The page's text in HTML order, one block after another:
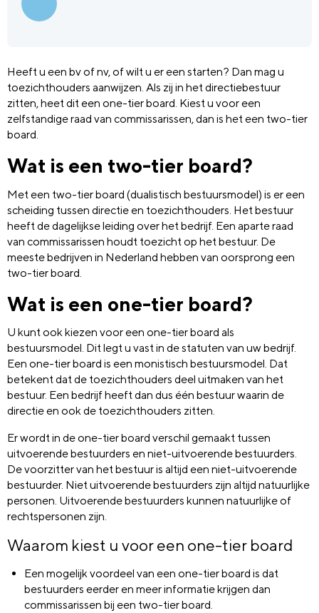
Heeft u een bv of nv, of wilt u er een starten? Dan mag u
toezichthouders aanwijzen. Als zij in het directiebestuur
zitten, heet dit een one-tier board. Kiest u voor een
zelfstandige raad van commissarissen, dan is het een two-tier
board.
Wat is een two-tier board?
Met een two-tier board (dualistisch bestuursmodel) is er een
scheiding tussen directie en toezichthouders. Het bestuur
heeft de dagelijkse leiding over het bedrijf. Een aparte raad
van commissarissen houdt toezicht op het bestuur. De
meeste bedrijven in Nederland hebben van oorsprong een
two-tier board.
Wat is een one-tier board?
U kunt ook kiezen voor een one-tier board als
bestuursmodel. Dit legt u vast in de statuten van uw bedrijf.
Een one-tier board is een monistisch bestuursmodel. Dat
betekent dat de toezichthouders deel uitmaken van het
bestuur. Een bedrijf heeft dan dus één bestuur waarin de
directie en ook de toezichthouders zitten.
Er wordt in de one-tier board verschil gemaakt tussen
uitvoerende bestuurders en niet-uitvoerende bestuurders.
De voorzitter van het bestuur is altijd een niet-uitvoerende
bestuurder. Niet uitvoerende bestuurders zijn altijd natuurlijke
personen. Uitvoerende bestuurders kunnen natuurlijke of
rechtspersonen zijn.
Waarom kiest u voor een one-tier board
Een mogelijk voordeel van een one-tier board is dat
bestuurders eerder en meer informatie krijgen dan
commissarissen bij een two-tier board.